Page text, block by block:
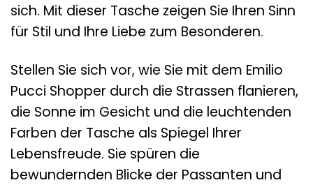
sich. Mit dieser Tasche zeigen Sie Ihren Sinn
für Stil und Ihre Liebe zum Besonderen.
Stellen Sie sich vor, wie Sie mit dem Emilio
Pucci Shopper durch die Strassen flanieren,
die Sonne im Gesicht und die leuchtenden
Farben der Tasche als Spiegel Ihrer
Lebensfreude. Sie spüren die
bewundernden Blicke der Passanten und